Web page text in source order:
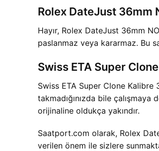
Rolex DateJust 36mm
Hayır, Rolex DateJust 36mm
paslanmaz veya kararmaz. Bu
Swiss ETA Super
Swiss ETA Super Clone
takmadığınızda bile
orijinaline oldukça yakındır.
Saatport.com olarak, Rolex
verilen önem ile sizlere